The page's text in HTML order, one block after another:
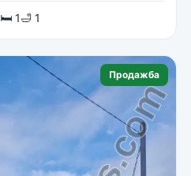
🛏 1🛁 1
Продажба